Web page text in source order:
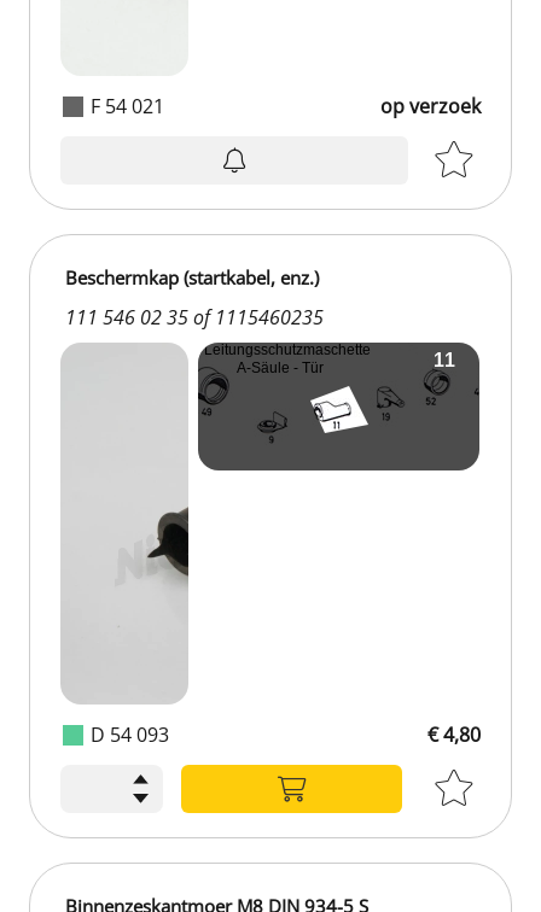
F 54 021 op verzoek
D 54 093
Beschermkap (startkabel, enz.)
111 546 02 35 of 1115460235
€ 4,80
Binnenzeskantmoer M8 DIN 934-5 S